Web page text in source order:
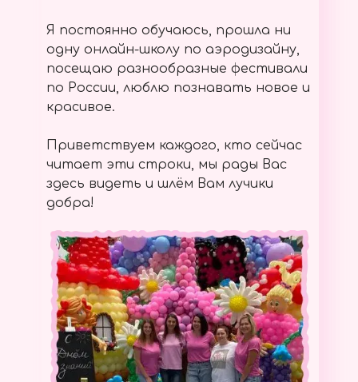
Я постоянно обучаюсь, прошла ни
одну онлайн-школу по аэродизайну,
посещаю разнообразные фестивали
по России, люблю познавать новое и
красивое.
Приветствуем каждого, кто сейчас
читает эти строки, мы рады Вас
здесь видеть и шлём Вам лучики
добра!